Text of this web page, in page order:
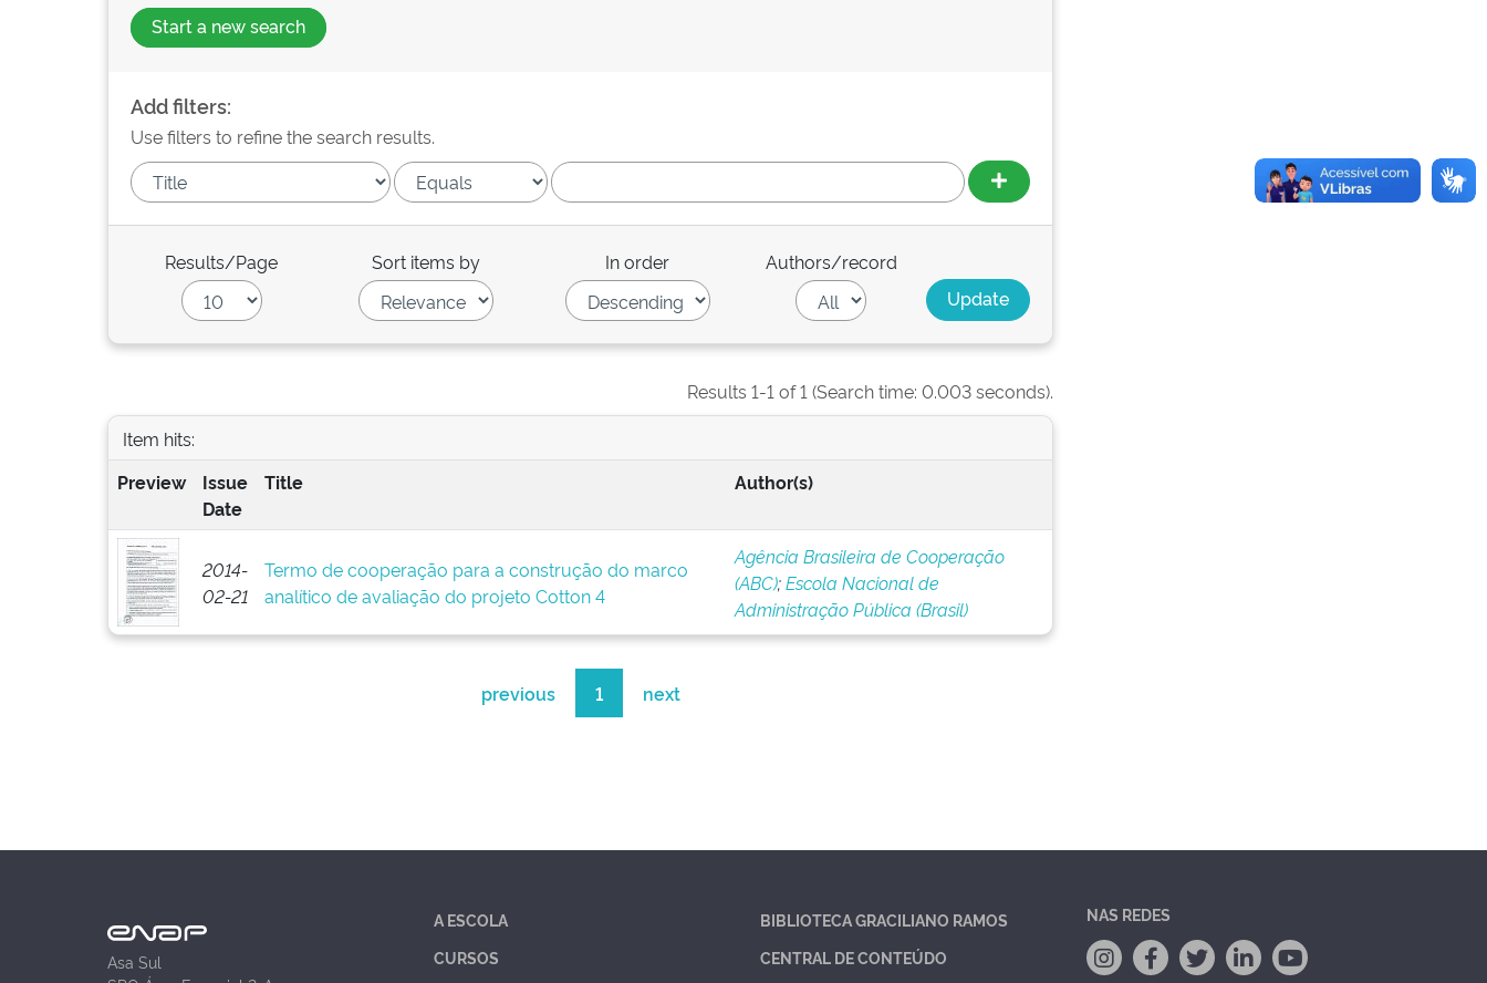
Start a new search
Add filters:
Use filters to refine the search results.
Results/Page Sort items by In order Authors/record
Results 1-1 of 1 (Search time: 0.003 seconds).
Item hits:
Preview
Issue
Date
Title Author(s)
2014-
02-21
Termo de cooperação para a construção do marco
analítico de avaliação do projeto Cotton 4
Agência Brasileira de Cooperação
(ABC);Escola Nacional de
Administração Pública (Brasil)
previous 1 next
Asa Sul
A ESCOLA
CURSOS
BIBLIOTECA GRACILIANO RAMOS
CENTRAL DE CONTEÚDO
NAS REDES